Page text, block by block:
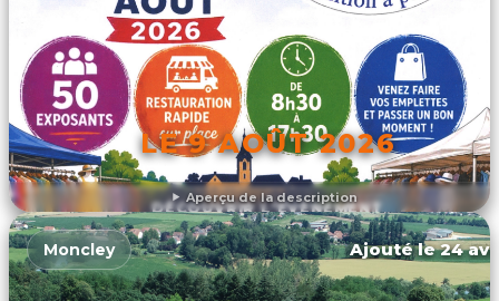
Aperçu de la description
LE 9 AOÛT 2026
DÉCOUVRIR L'ÉVÉNEMENT
Moncley Ajouté le 24